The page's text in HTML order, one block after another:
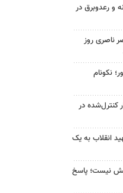
و رعدوبرق در
ناصری روز
نکونام
کنترل‌شده در
انقلاب به یک
نیست؛ پاسخ